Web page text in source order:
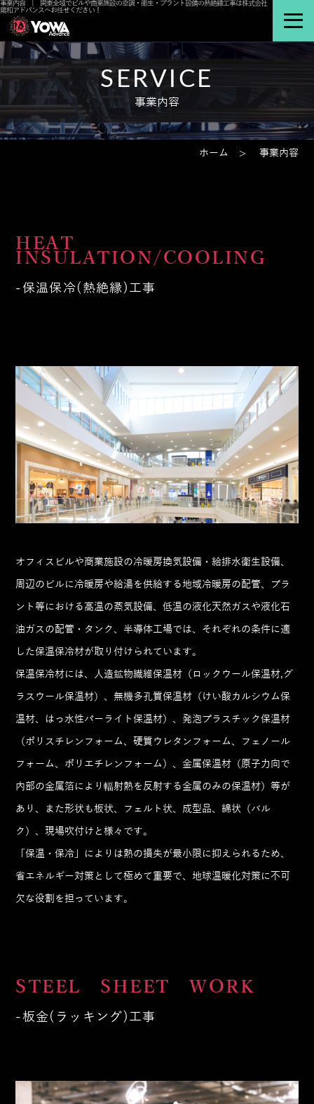
事業内容 | 関東全域でビルや商業施設の空調・衛生・プラント設備の熱絶縁工事は株式会社
陽和アドバンスへお任せください！
SERVICE
事業内容
ホーム 事業内容
HEAT
INSULATION/COOLING
保温保冷(熱絶縁)工事
オフィスビルや商業施設の冷暖房換気設備・給排水衛生設備、
周辺のビルに冷暖房や給湯を供給する地域冷暖房の配管、プラ
ント等における高温の蒸気設備、低温の液化天然ガスや液化石
油ガスの配管・タンク、半導体工場では、それぞれの条件に適
した保温保冷材が取り付けられています。
保温保冷材には、人造鉱物繊維保温材（ロックウール保温材,グ
ラスウール保温材）、無機多孔質保温材（けい酸カルシウム保
温材、はっ水性パーライト保温材）、発泡プラスチック保温材
（ポリスチレンフォーム、硬質ウレタンフォーム、フェノール
フォーム、ポリエチレンフォーム）、金属保温材（原子力向で
内部の金属箔により輻射熱を反射する金属のみの保温材）等が
あり、また形状も板状、フェルト状、成型品、綿状（バル
ク）、現場吹付けと様々です。
「保温・保冷」によりは熱の損失が最小限に抑えられるため、
省エネルギー対策として極めて重要で、地球温暖化対策に不可
欠な役割を担っています。
STEEL SHEET WORK
板金(ラッキング)工事